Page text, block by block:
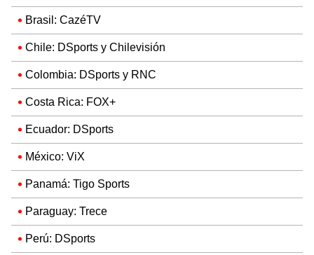
Brasil: CazéTV
Chile: DSports y Chilevisión
Colombia: DSports y RNC
Costa Rica: FOX+
Ecuador: DSports
México: ViX
Panamá: Tigo Sports
Paraguay: Trece
Perú: DSports